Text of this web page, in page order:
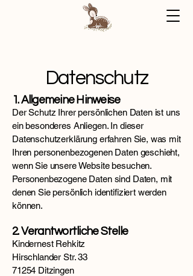
Datenschutz
1. Allgemeine Hinweise
Der Schutz Ihrer persönlichen Daten ist uns
ein besonderes Anliegen. In dieser
Datenschutzerklärung erfahren Sie, was mit
Ihren personenbezogenen Daten geschieht,
wenn Sie unsere Website besuchen.
Personenbezogene Daten sind Daten, mit
denen Sie persönlich identifiziert werden
können.
2. Verantwortliche Stelle
Kindernest Rehkitz
Hirschlander Str. 33
71254 Ditzingen